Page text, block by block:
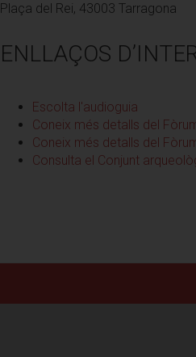
Plaça del Rei, 43003 Tarragona
ENLLAÇOS
Escolta l'audioguia
Coneix més detalls del
Coneix més detalls del
Consulta el Conjunt